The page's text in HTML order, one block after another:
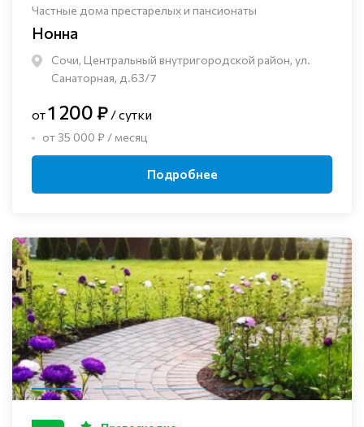
Частные дома престарелых и пансионаты
Нонна
Сочи, Центральный внутригородской район, ул.
Санаторная, д.63/7
от1 200 ₽ / сутки
от 35 000 ₽ / месяц
Подробнее